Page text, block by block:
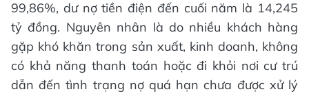
99,86%, dư nợ tiền điện đến cuối năm là 14,245
tỷ đồng. Nguyên nhân là do nhiều khách hàng
gặp khó khăn trong sản xuất, kinh doanh, không
có khả năng thanh toán hoặc đi khỏi nơi cư trú
dẫn đến tình trạng nợ quá hạn chưa được xử lý